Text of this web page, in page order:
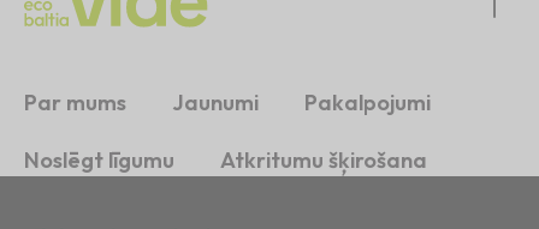
Par mums Jaunumi Pakalpojumi
Noslēgt līgumu Atkritumu šķirošana